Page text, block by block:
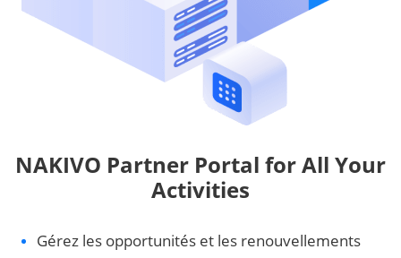
NAKIVO Partner Portal for All Your
Activities
Gérez les opportunités et les renouvellements